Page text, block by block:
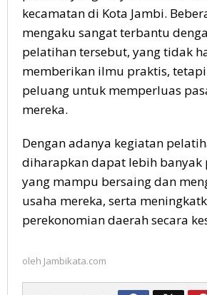
kecamatan di Kota Jambi.
mengaku sangat terbantu
pelatihan tersebut, yang tidak
memberikan ilmu praktis,
peluang untuk memperluas
mereka.
Dengan adanya kegiatan
diharapkan dapat lebih banyak
yang mampu bersaing dan
usaha mereka, serta
perekonomian daerah secara
oleh Jambikata.com